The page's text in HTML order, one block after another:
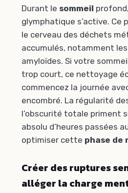
Durant le sommeil
glymphatique s’active. Ce
le cerveau des déchets
accumulés, notamment
amyloïdes. Si votre
trop court, ce nettoyage
commencez la journée
encombré. La régularité
l’obscurité totale priment
absolu d’heures passées
optimiser cette phase de
Créer des ruptures
alléger la charge